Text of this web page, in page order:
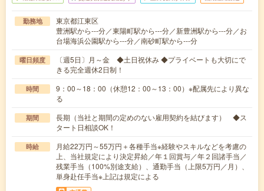
勤務地
東京都江東区
豊洲駅から---分／東陽町駅から---分／新豊洲駅から---分／お
台場海浜公園駅から---分／南砂町駅から---分
曜日頻度
〔週5日〕月～金 ◆土日祝休み ◆プライベートも大切にで
きる完全週休2日制！
時間
9：00～18：00（休憩12：00～13：00）※配属先により異な
る
期間
長期（当社と期間の定めのない雇用契約を結びます） ◆ス
タート日相談OK！
時給
月給22万円～55万円＋各種手当※経験やスキルなどを考慮の
上、当社規定により決定昇給／年１回賞与／年２回諸手当／
残業手当（100%別途支給）、通勤手当（上限5万円／月）、
単身赴任手当※上記は規定による